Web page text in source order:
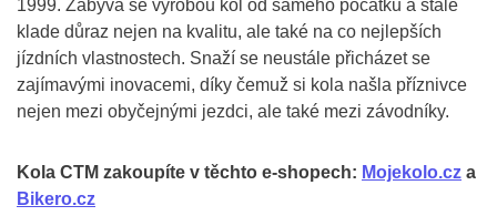
1999. Zabývá se výrobou kol od samého počátku a stále
klade důraz nejen na kvalitu, ale také na co nejlepších
jízdních vlastnostech. Snaží se neustále přicházet se
zajímavými inovacemi, díky čemuž si kola našla příznivce
nejen mezi obyčejnými jezdci, ale také mezi závodníky.
Kola CTM zakoupíte v těchto e-shopech: Mojekolo.cz a
Bikero.cz